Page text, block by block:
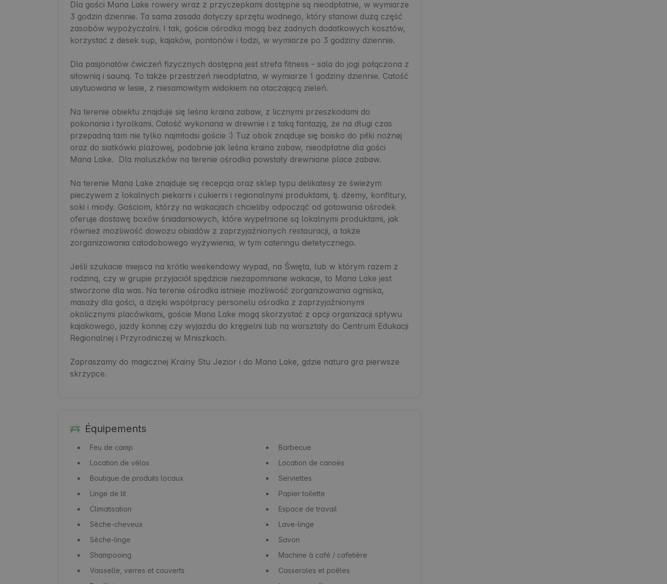
Dla gości Mana Lake rowery wraz z przyczepkami dostępne są nieodpłatnie, w wymiarze
3 godzin dziennie. Ta sama zasada dotyczy sprzętu wodnego, który stanowi dużą część
zasobów wypożyczalni. I tak, goście ośrodka mogą bez żadnych dodatkowych kosztów,
korzystać z desek sup, kajaków, pontonów i łodzi, w wymiarze po 3 godziny dziennie.
Dla pasjonatów ćwiczeń fizycznych dostępna jest strefa fitness - sala do jogi połączona z
siłownią i sauną. To także przestrzeń nieodpłatna, w wymiarze 1 godziny dziennie. Całość
usytuowana w lesie, z niesamowitym widokiem na otaczającą zieleń.
Na terenie obiektu znajduje się leśna kraina zabaw, z licznymi przeszkodami do
pokonania i tyrolkami. Całość wykonana w drewnie i z taką fantazją, że na długi czas
przepadną tam nie tylko najmłodsi goście :) Tuż obok znajduje się boisko do piłki nożnej
oraz do siatkówki plażowej, podobnie jak leśna kraina zabaw, nieodpłatne dla gości
Mana Lake.  Dla maluszków na terenie ośrodka powstały drewniane place zabaw.
Na terenie Mana Lake znajduje się recepcja oraz sklep typu delikatesy ze świeżym
pieczywem z lokalnych piekarni i cukierni i regionalnymi produktami, tj. dżemy, konfitury,
soki i miody. Gościom, którzy na wakacjach chcieliby odpocząć od gotowania ośrodek
oferuje dostawę boxów śniadaniowych, które wypełnione są lokalnymi produktami, jak
również możliwość dowozu obiadów z zaprzyjaźnionych restauracji, a także
zorganizowania całodobowego wyżywienia, w tym cateringu dietetycznego.
Jeśli szukacie miejsca na krótki weekendowy wypad, na Święta, lub w którym razem z
rodziną, czy w grupie przyjaciół spędzicie niezapomniane wakacje, to Mana Lake jest
stworzone dla was. Na terenie ośrodka istnieje możliwość zorganizowania ogniska,
masaży dla gości, a dzięki współpracy personelu ośrodka z zaprzyjaźnionymi
okolicznymi placówkami, goście Mana Lake mogą skorzystać z opcji organizacji spływu
kajakowego, jazdy konnej czy wyjazdu do kręgielni lub na warsztaty do Centrum Edukacji
Regionalnej i Przyrodniczej w Mniszkach.
Zapraszamy do magicznej Krainy Stu Jezior i do Mana Lake, gdzie natura gra pierwsze
skrzypce.
Équipements
Feu de camp
Barbecue
Location de vélos
Location de canoës
Boutique de produits locaux
Serviettes
Linge de lit
Papier toilette
Climatisation
Espace de travail
Sèche-cheveux
Lave-linge
Sèche-linge
Savon
Shampooing
Machine à café / cafetière
Vaisselle, verres et couverts
Casseroles et poêles